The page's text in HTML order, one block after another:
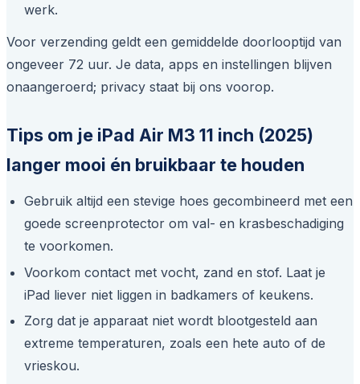
werk.
Voor verzending geldt een gemiddelde doorlooptijd van
ongeveer 72 uur. Je data, apps en instellingen blijven
onaangeroerd; privacy staat bij ons voorop.
Tips om je iPad Air M3 11 inch (2025)
langer mooi én bruikbaar te houden
Gebruik altijd een stevige hoes gecombineerd met een
goede screenprotector om val- en krasbeschadiging
te voorkomen.
Voorkom contact met vocht, zand en stof. Laat je
iPad liever niet liggen in badkamers of keukens.
Zorg dat je apparaat niet wordt blootgesteld aan
extreme temperaturen, zoals een hete auto of de
vrieskou.